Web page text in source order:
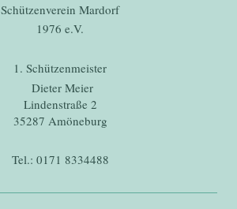
Schützenverein Mardorf
1976 e.V.
1. Schützenmeister
Dieter Meier
Lindenstraße 2
35287 Amöneburg
Tel.: 0171 8334488